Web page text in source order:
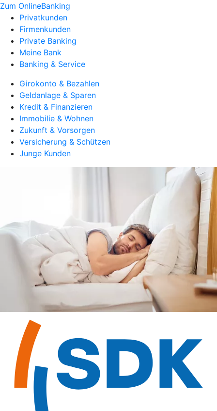
Zum OnlineBanking
Privatkunden
Firmenkunden
Private Banking
Meine Bank
Banking & Service
Girokonto & Bezahlen
Geldanlage & Sparen
Kredit & Finanzieren
Immobilie & Wohnen
Zukunft & Vorsorgen
Versicherung & Schützen
Junge Kunden